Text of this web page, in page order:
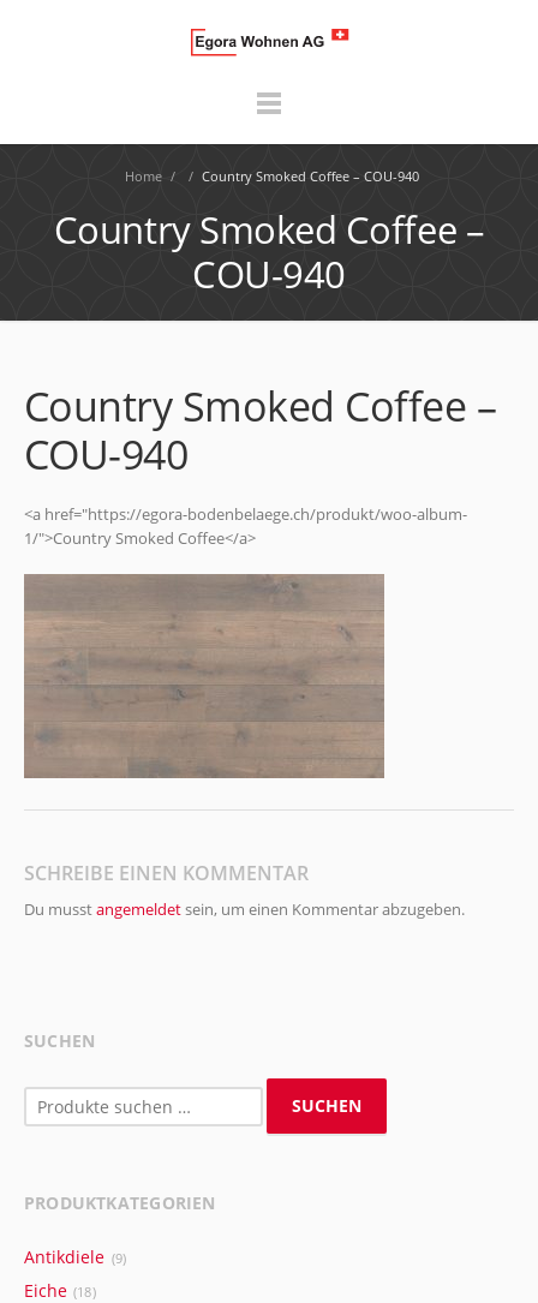
Home / / Country Smoked Coffee – COU-940
Country Smoked Coffee –
COU-940
Country Smoked Coffee –
COU-940
<a href="https://egora-bodenbelaege.ch/produkt/woo-album-
1/">Country Smoked Coffee</a>
SCHREIBE EINEN KOMMENTAR
Du musstangemeldetsein, um einen Kommentar abzugeben.
SUCHEN
Suchen
nach:
SUCHEN
PRODUKTKATEGORIEN
Antikdiele (9)
Eiche (18)